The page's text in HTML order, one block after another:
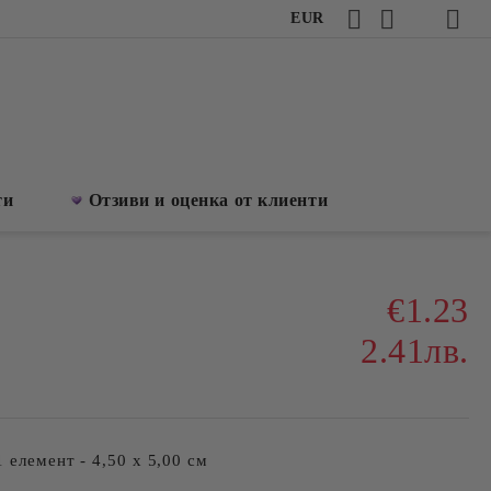
EUR
Отзиви и оценка от клиенти
€1.23
2.41лв.
елемент - 4,50 х 5,00 см